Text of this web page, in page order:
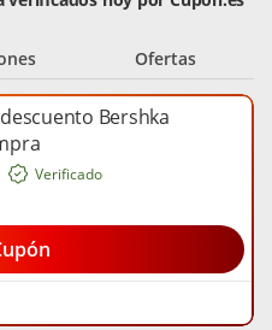
Ofertas
Bershka
Verificado